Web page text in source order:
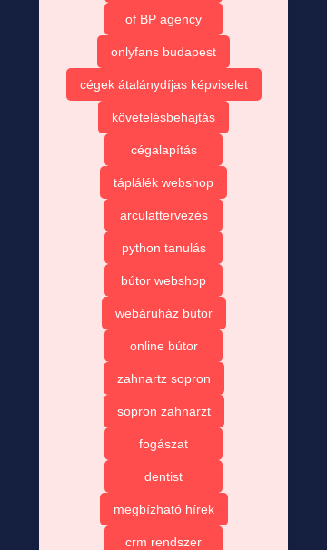
of BP agency
onlyfans budapest
cégek átalánydíjas képviselet
követelésbehajtás
cégalapítás
táplálék webshop
arculattervezés
python tanulás
bútor webshop
webáruház bútor
online bútor
zahnartz sopron
sopron zahnarzt
fogászat
dentist
megbízható hírek
crm rendszer